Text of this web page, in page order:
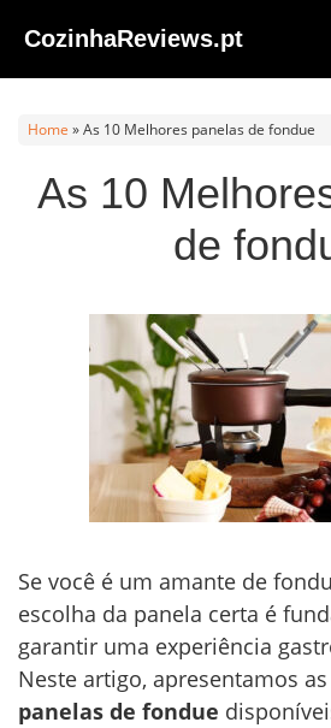
contenido
CozinhaReviews.pt
Home »As 10 Melhores panelas de fondue
As 10
de
Se você é um amante de
escolha da panela certa é
garantir uma experiência
Neste artigo, apresentamos as
panelas de fondue